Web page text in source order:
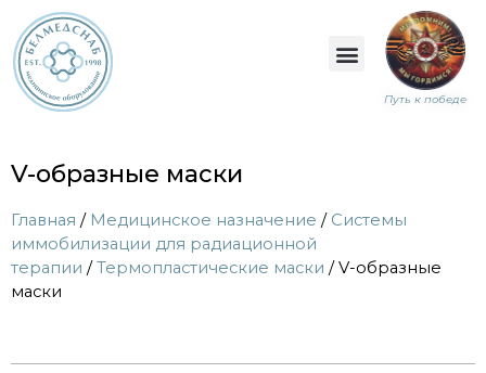
Путь к победе
V-образные маски
Главная / Медицинское назначение / Системы
иммобилизации для радиационной
терапии /Термопластические маски / V-образные
маски